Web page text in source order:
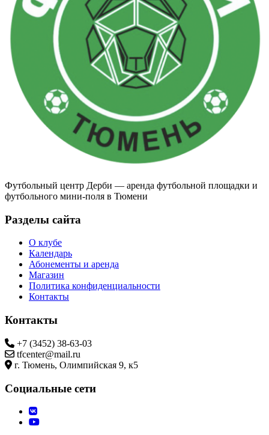
Футбольный центр Дерби — аренда футбольной площадки и
футбольного мини-поля в Тюмени
Разделы сайта
О клубе
Календарь
Абонементы и аренда
Магазин
Политика конфиденциальности
Контакты
Контакты
+7 (3452) 38-63-03
tfcenter@mail.ru
г. Тюмень, Олимпийская 9, к5
Социальные сети